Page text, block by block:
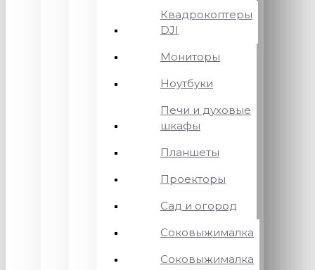
Квадрокоптеры
DJI
Мониторы
Ноутбуки
Печи и духовые
шкафы
Планшеты
Проекторы
Сад и огород
Соковыжималка
Соковыжималка